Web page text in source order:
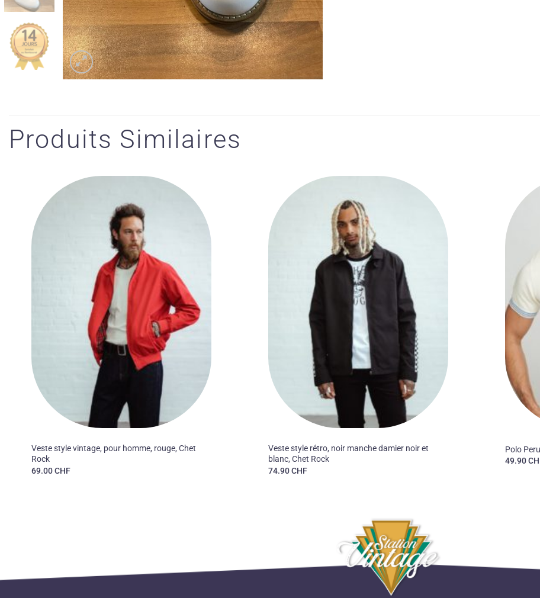
Produits Similaires
Ajouter
à la liste
Veste style vintage, pour homme, rouge, Chet
Rock
69.00CHF
Ajouter
à la liste
Veste style rétro, noir manche damier noir et
blanc, Chet Rock
74.90CHF
Polo
49.90